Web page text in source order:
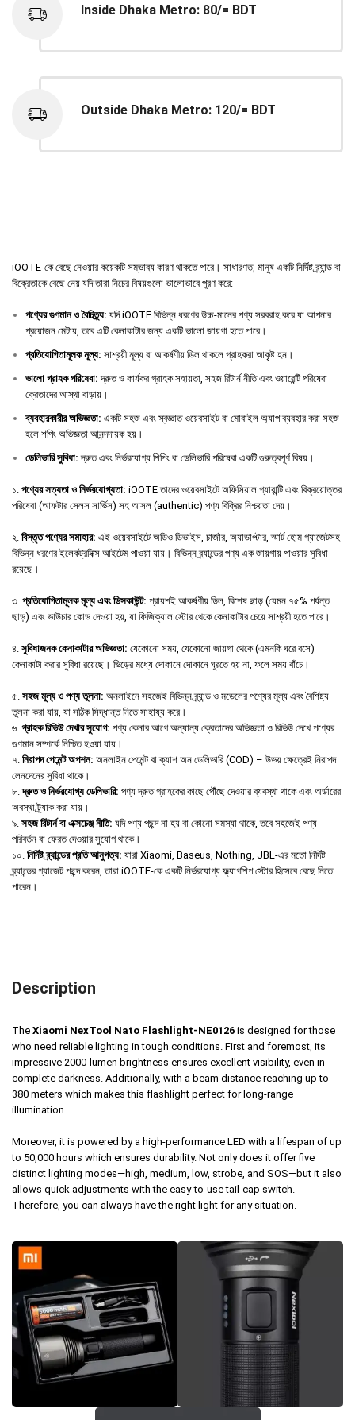
Inside Dhaka Metro: 80/= BDT
Outside Dhaka Metro: 120/= BDT
iOOTE-কে বেছে নেওয়ার কয়েকটি সম্ভাব্য কারণ থাকতে পারে। সাধারণত, মানুষ একটি নির্দিষ্ট ব্র্যান্ড বা
বিক্রেতাকে বেছে নেয় যদি তারা নিচের বিষয়গুলো ভালোভাবে পূরণ করে:
পণ্যের গুণমান ও বৈচিত্র্য: যদি iOOTE বিভিন্ন ধরণের উচ্চ-মানের পণ্য সরবরাহ করে যা আপনার
প্রয়োজন মেটায়, তবে এটি কেনাকাটার জন্য একটি ভালো জায়গা হতে পারে।
প্রতিযোগিতামূলক মূল্য: সাশ্রয়ী মূল্য বা আকর্ষণীয় ডিল থাকলে গ্রাহকরা আকৃষ্ট হন।
ভালো গ্রাহক পরিষেবা: দ্রুত ও কার্যকর গ্রাহক সহায়তা, সহজ রিটার্ন নীতি এবং ওয়ারেন্টি পরিষেবা
ক্রেতাদের আস্থা বাড়ায়।
ব্যবহারকারীর অভিজ্ঞতা: একটি সহজ এবং স্বজ্ঞাত ওয়েবসাইট বা মোবাইল অ্যাপ ব্যবহার করা সহজ
হলে শপিং অভিজ্ঞতা আনন্দদায়ক হয়।
ডেলিভারি সুবিধা: দ্রুত এবং নির্ভরযোগ্য শিপিং বা ডেলিভারি পরিষেবা একটি গুরুত্বপূর্ণ বিষয়।
১. পণ্যের সত্যতা ও নির্ভরযোগ্যতা: iOOTE তাদের ওয়েবসাইটে অফিসিয়াল গ্যারান্টি এবং বিক্রয়োত্তর
পরিষেবা (আফটার সেলস সার্ভিস) সহ আসল (authentic) পণ্য বিক্রির নিশ্চয়তা দেয়।
২. বিস্তৃত পণ্যের সমাহার: এই ওয়েবসাইটে অডিও ডিভাইস, চার্জার, অ্যাডাপ্টার, স্মার্ট হোম গ্যাজেটসহ
বিভিন্ন ধরণের ইলেকট্রনিক্স আইটেম পাওয়া যায়। বিভিন্ন ব্র্যান্ডের পণ্য এক জায়গায় পাওয়ার সুবিধা
রয়েছে।
৩. প্রতিযোগিতামূলক মূল্য এবং ডিসকাউন্ট: প্রায়শই আকর্ষণীয় ডিল, বিশেষ ছাড় (যেমন ৭৫% পর্যন্ত
ছাড়) এবং ভাউচার কোড দেওয়া হয়, যা ফিজিক্যাল স্টোর থেকে কেনাকাটার চেয়ে সাশ্রয়ী হতে পারে।
৪. সুবিধাজনক কেনাকাটার অভিজ্ঞতা: যেকোনো সময়, যেকোনো জায়গা থেকে (এমনকি ঘরে বসে)
কেনাকাটা করার সুবিধা রয়েছে। ভিড়ের মধ্যে দোকানে দোকানে ঘুরতে হয় না, ফলে সময় বাঁচে।
৫. সহজ মূল্য ও পণ্য তুলনা: অনলাইনে সহজেই বিভিন্ন ব্র্যান্ড ও মডেলের পণ্যের মূল্য এবং বৈশিষ্ট্য
তুলনা করা যায়, যা সঠিক সিদ্ধান্ত নিতে সাহায্য করে।
৬. গ্রাহক রিভিউ দেখার সুযোগ: পণ্য কেনার আগে অন্যান্য ক্রেতাদের অভিজ্ঞতা ও রিভিউ দেখে পণ্যের
গুণমান সম্পর্কে নিশ্চিত হওয়া যায়।
৭. নিরাপদ পেমেন্ট অপশন: অনলাইন পেমেন্ট বা ক্যাশ অন ডেলিভারি (COD) – উভয় ক্ষেত্রেই নিরাপদ
লেনদেনের সুবিধা থাকে।
৮.দ্রুত ও নির্ভরযোগ্য ডেলিভারি: পণ্য দ্রুত গ্রাহকের কাছে পৌঁছে দেওয়ার ব্যবস্থা থাকে এবং অর্ডারের
অবস্থা ট্র্যাক করা যায়।
৯. সহজ রিটার্ন বা এক্সচেঞ্জ নীতি: যদি পণ্য পছন্দ না হয় বা কোনো সমস্যা থাকে, তবে সহজেই পণ্য
পরিবর্তন বা ফেরত দেওয়ার সুযোগ থাকে।
১০. নির্দিষ্ট ব্র্যান্ডের প্রতি আনুগত্য: যারা Xiaomi, Baseus, Nothing, JBL-এর মতো নির্দিষ্ট
ব্র্যান্ডের গ্যাজেট পছন্দ করেন, তারা iOOTE-কে একটি নির্ভরযোগ্য ফ্ল্যাগশিপ স্টোর হিসেবে বেছে নিতে
পারেন।
Description
The Xiaomi NexTool Nato Flashlight-NE0126 is designed for those
who need reliable lighting in tough conditions. First and foremost, its
impressive 2000-lumen brightness ensures excellent visibility, even in
complete darkness. Additionally, with a beam distance reaching up to
380 meters which makes this flashlight perfect for long-range
illumination.
Moreover, it is powered by a high-performance LED with a lifespan of up
to 50,000 hours which ensures durability. Not only does it offer five
distinct lighting modes—high, medium, low, strobe, and SOS—but it also
allows quick adjustments with the easy-to-use tail-cap switch.
Therefore, you can always have the right light for any situation.